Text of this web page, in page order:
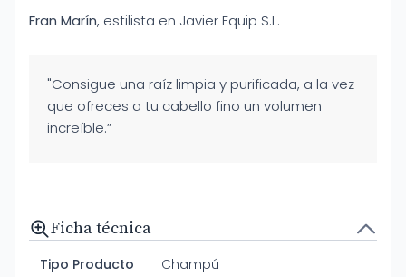
Fran Marín, estilista en Javier Equip S.L.
"Consigue una raíz limpia y purificada, a la vez
que ofreces a tu cabello fino un volumen
increíble.”
Ficha técnica
Tipo Producto Champú